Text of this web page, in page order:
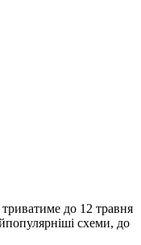
до 12 травня
схеми, до